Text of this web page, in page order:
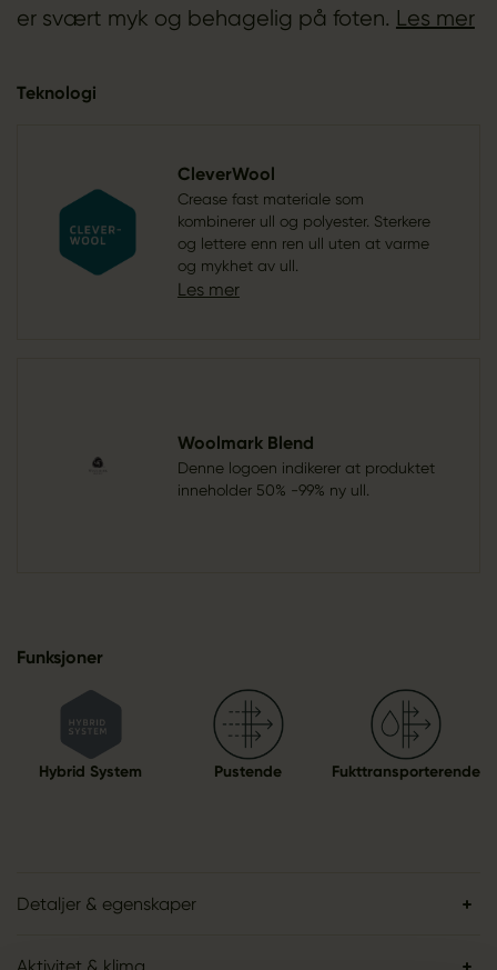
er svært myk og behagelig på foten. Les mer
Teknologi
CleverWool
Crease fast materiale som
kombinerer ull og polyester. Sterkere
og lettere enn ren ull uten at varme
og mykhet av ull.
Les mer
Woolmark Blend
Denne logoen indikerer at produktet
inneholder 50% -99% ny ull.
Funksjoner
Hybrid System Pustende Fukttransporterende
Detaljer & egenskaper